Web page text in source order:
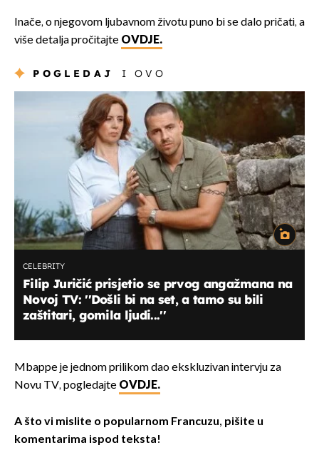
Inače, o njegovom ljubavnom životu puno bi se dalo pričati, a
više detalja pročitajte OVDJE.
POGLEDAJ I OVO
CELEBRITY
Filip Juričić prisjetio se prvog angažmana na
Novoj TV: ''Došli bi na set, a tamo su bili
zaštitari, gomila ljudi...''
Mbappe je jednom prilikom dao ekskluzivan intervju za
Novu TV, pogledajte OVDJE.
A što vi mislite o popularnom Francuzu, pišite u
komentarima ispod teksta!